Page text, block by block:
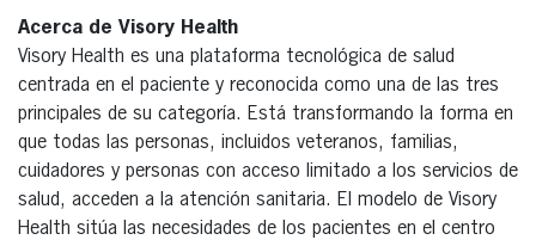
Acerca de Visory Health
Visory Health es una plataforma tecnológica de salud
centrada en el paciente y reconocida como una de las tres
principales de su categoría. Está transformando la forma en
que todas las personas, incluidos veteranos, familias,
cuidadores y personas con acceso limitado a los servicios de
salud, acceden a la atención sanitaria. El modelo de Visory
Health sitúa las necesidades de los pacientes en el centro